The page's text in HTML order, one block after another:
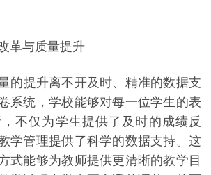
与质量提升
提升离不开及时、精准的数据支
系统，学校能够对每一位学生的表
不仅为学生提供了及时的成绩反
学管理提供了科学的数据支持。这
式能够为教师提供更清晰的教学目